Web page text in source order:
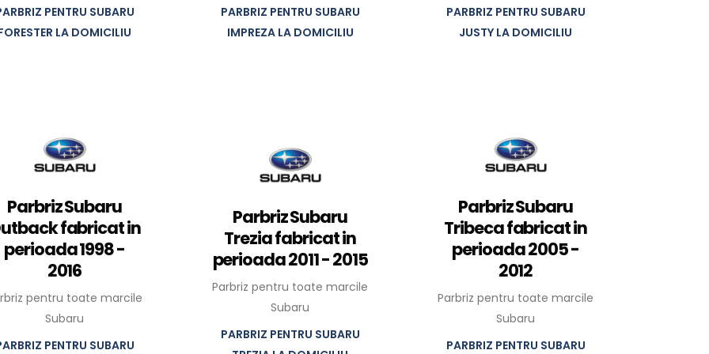
PENTRU SUBARU
LA DOMICILIU
PARBRIZ PENTRU SUBARU
IMPREZA LA DOMICILIU
PARBRIZ PENTRU SUBARU
JUSTY LA DOMICILIU
Parbriz Subaru
fabricat in
perioada 1998 -
2016
pentru toate marcile
Subaru
PENTRU SUBARU
Parbriz Subaru
Trezia fabricat in
perioada 2011 - 2015
Parbriz pentru toate marcile
Subaru
PARBRIZ PENTRU SUBARU
Parbriz Subaru
Tribeca fabricat in
perioada 2005 -
2012
Parbriz pentru toate marcile
Subaru
PARBRIZ PENTRU SUBARU